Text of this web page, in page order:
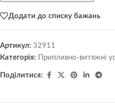
Додати до списку бажань
Артикул: 32911
Категорія:
Припливно-витяжні
Поділитися: